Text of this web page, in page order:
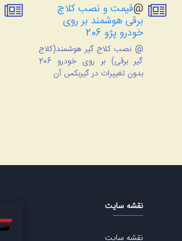
@قیمت و نصب کلاچ
برقی هوشمند بر روی
خودرو پژو 206
@ نصب کلاج گیر هوشمند(کلاج
گیر برقی) بر روی خودرو 206
بدون تغییرات در گیربکس آن
نقشه سایت